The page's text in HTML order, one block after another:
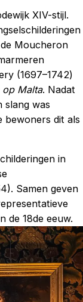
XIV-stijl.
Moucheron
(1697–1742)
op Malta. Nadat
slang was
bewoners dit als
in
Samen geven
de 18de eeuw.